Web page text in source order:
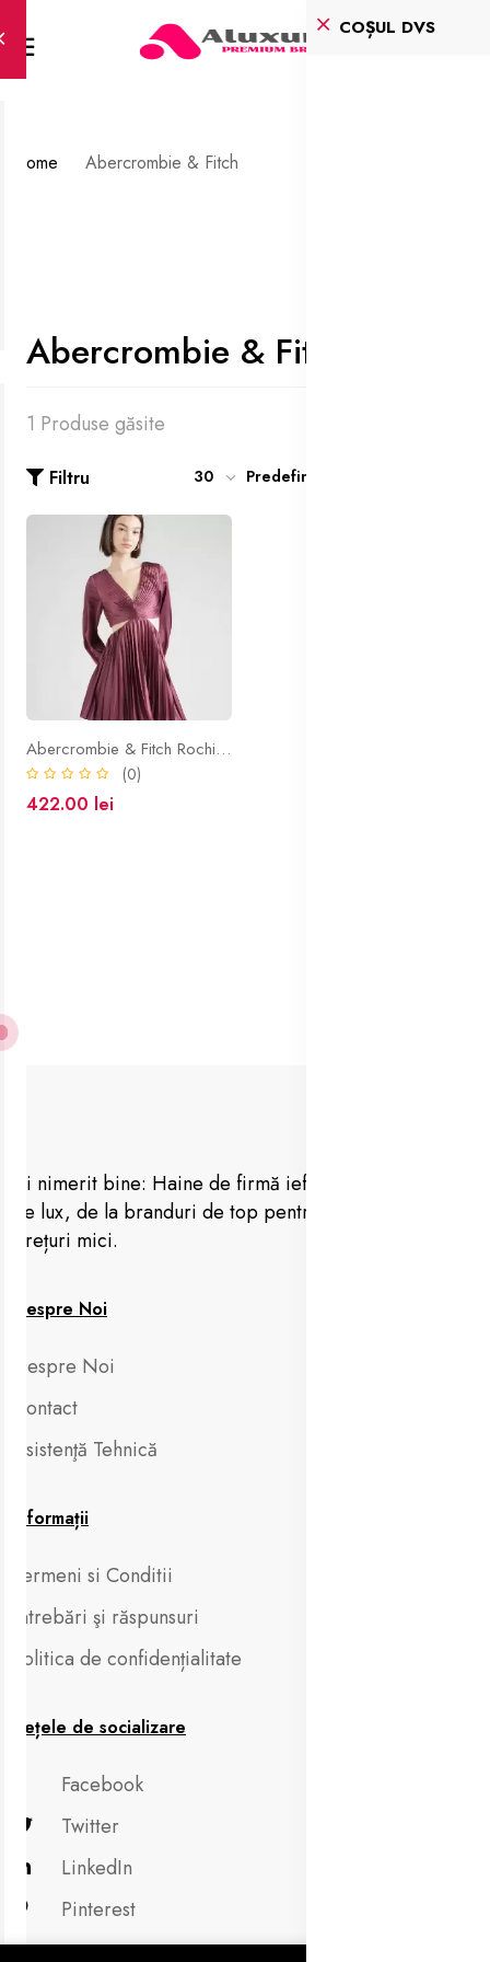
COȘUL DVS
Home Abercrombie & Fitch
Abercrombie & Fitch
1 Produse găsite
Filtru 30 Predefinit
Abercrombie & Fitch Rochie mov orhidee
(0)
422.00 lei
Ai nimerit bine: Haine de firmă ieftine, vestimentație
de lux, de la branduri de top pentru femei, barbați la
prețuri mici.
Despre Noi
Despre Noi
Contact
Asistenţă Tehnică
Informații
Termeni si Conditii
Întrebări şi răspunsuri
Politica de confidențialitate
Rețele de socializare
Facebook
Twitter
LinkedIn
Pinterest